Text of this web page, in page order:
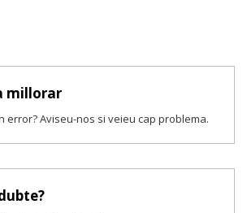
millorar
error? Aviseu-nos si veieu cap problema.